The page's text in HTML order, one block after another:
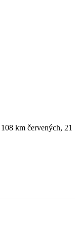
km červených, 21